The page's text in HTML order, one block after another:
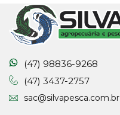
(47) 98836-9268
(47) 3437-2757
sac@silvapesca.com.br